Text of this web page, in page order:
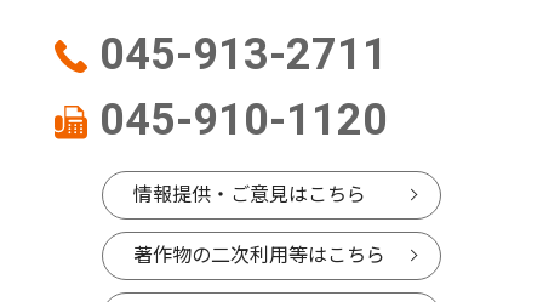
045-913-2711
045-910-1120
情報提供・ご意見はこちら
著作物の二次利用等はこちら